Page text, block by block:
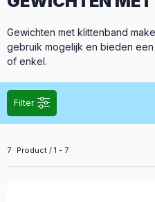
Gewichten met klittenband
gebruik mogelijk en bieden
of enkel.
Filter
Alle producten in de categorie
7 Product 1 7